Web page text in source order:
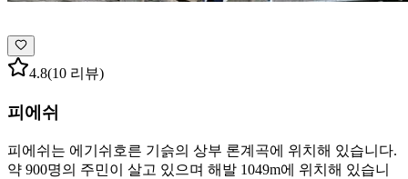
4.8(10 리뷰)
피에쉬
피에쉬는 에기쉬호른 기슭의 상부 론계곡에 위치해 있습니다.
약 900명의 주민이 살고 있으며 해발 1049m에 위치해 있습니